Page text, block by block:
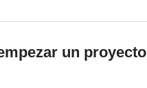
un proyecto